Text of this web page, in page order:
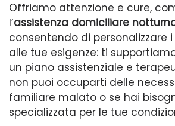
Offriamo attenzione e cure,
l’assistenza domiciliare
consentendo di personalizzare i
alle tue esigenze: ti
un piano assistenziale e
non puoi occuparti delle
familiare malato o se hai
specializzata per le tue